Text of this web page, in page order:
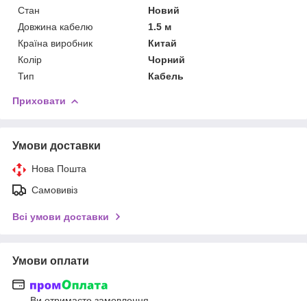
Стан
Новий
Довжина кабелю
1.5 м
Країна виробник
Китай
Колір
Чорний
Тип
Кабель
Приховати
Умови доставки
Нова Пошта
Самовивіз
Всі умови доставки
Умови оплати